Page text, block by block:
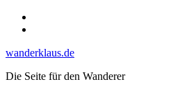
Skip
wanderklaus.de
Die Seite für den Wanderer